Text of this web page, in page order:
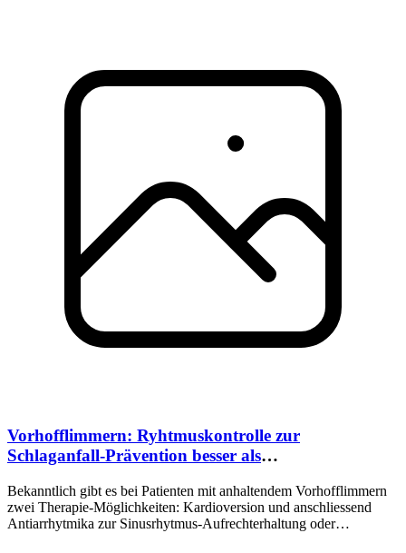
Vorhofflimmern: Ryhtmuskontrolle zur
Schlaganfall-Prävention besser als
Bekanntlich gibt es bei Patienten mit anhaltendem Vorhofflimmern
zwei Therapie-Möglichkeiten: Kardioversion und anschliessend
Antiarrhytmika zur Sinusrhytmus-Aufrechterhaltung oder